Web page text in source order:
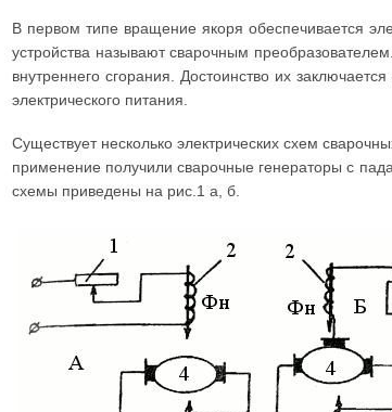
В первом типе вращение якоря обеспечивается
устройства называют сварочным
внутреннего сгорания. Достоинство их
электрического питания.
Существует несколько электрических схем
применение получили сварочные генераторы с
схемы приведены на рис.1 а, б.